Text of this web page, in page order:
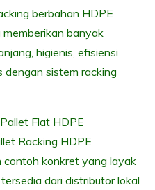
berbahan HDPE
banyak
higienis, efisiensi
dengan sistem racking
Flat HDPE
Racking HDPE
konkret yang layak
dari distributor lokal